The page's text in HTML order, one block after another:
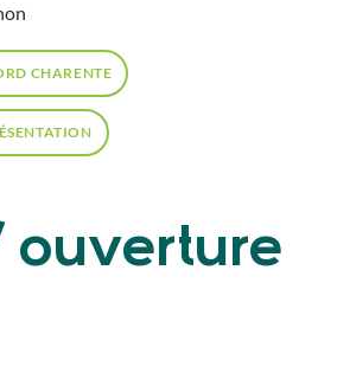
CHARENTE
ouverture